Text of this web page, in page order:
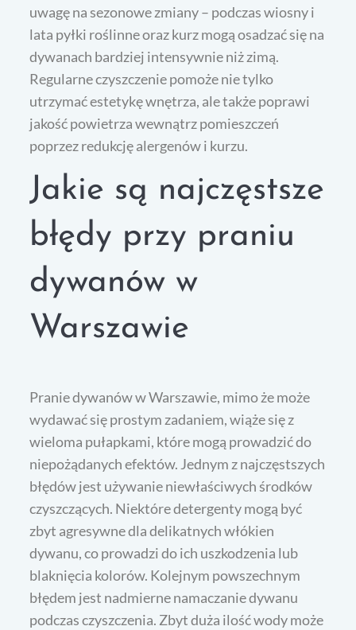
uwagę na sezonowe zmiany – podczas wiosny i
lata pyłki roślinne oraz kurz mogą osadzać się na
dywanach bardziej intensywnie niż zimą.
Regularne czyszczenie pomoże nie tylko
utrzymać estetykę wnętrza, ale także poprawi
jakość powietrza wewnątrz pomieszczeń
poprzez redukcję alergenów i kurzu.
Jakie są najczęstsze
błędy przy praniu
dywanów w
Warszawie
Pranie dywanów w Warszawie, mimo że może
wydawać się prostym zadaniem, wiąże się z
wieloma pułapkami, które mogą prowadzić do
niepożądanych efektów. Jednym z najczęstszych
błędów jest używanie niewłaściwych środków
czyszczących. Niektóre detergenty mogą być
zbyt agresywne dla delikatnych włókien
dywanu, co prowadzi do ich uszkodzenia lub
blaknięcia kolorów. Kolejnym powszechnym
błędem jest nadmierne namaczanie dywanu
podczas czyszczenia. Zbyt duża ilość wody może